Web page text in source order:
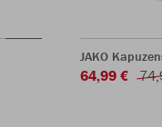
JAKO
64,99 €